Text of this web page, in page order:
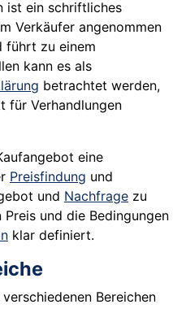
ist ein schriftliches
Verkäufer angenommen
führt zu einem
kann es als
betrachtet werden,
für Verhandlungen
eine
Preisfindung und
und Nachfrage zu
und die Bedingungen
klar definiert.
Bereichen